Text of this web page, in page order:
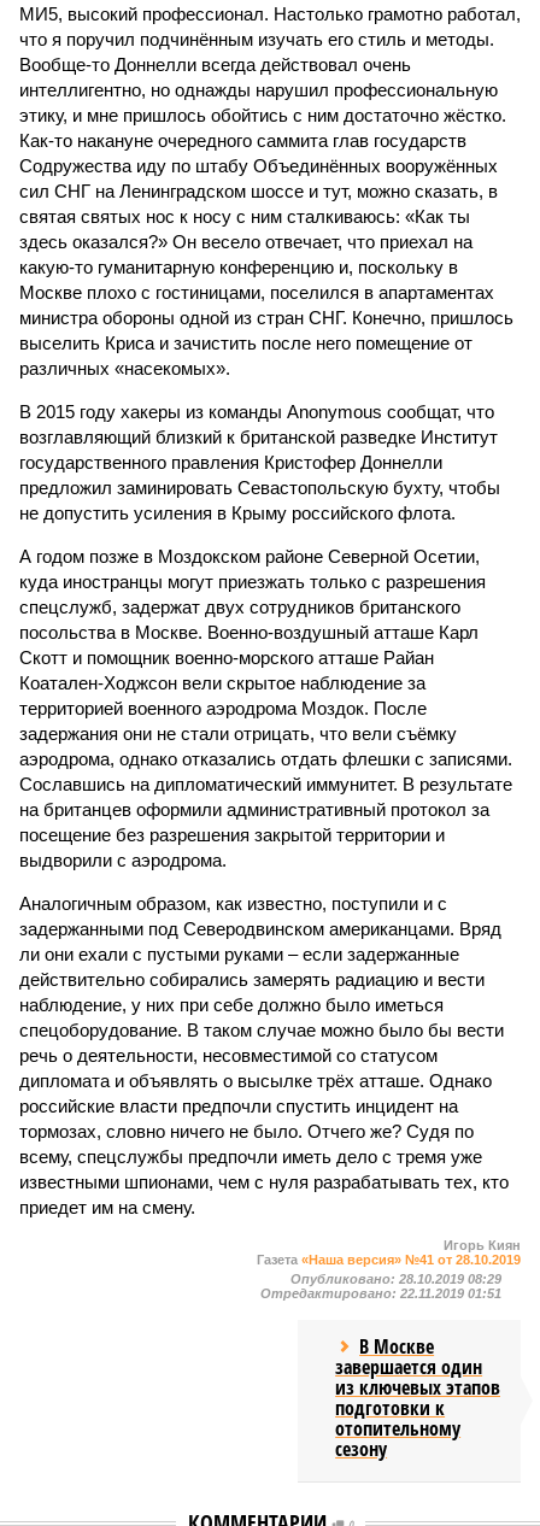
МИ5, высокий профессионал. Настолько грамотно работал,
что я поручил подчинённым изучать его стиль и методы.
Вообще-то Доннелли всегда действовал очень
интеллигентно, но однажды нарушил профессиональную
этику, и мне пришлось обойтись с ним достаточно жёстко.
Как-то накануне очередного саммита глав государств
Содружества иду по штабу Объединённых вооружённых
сил СНГ на Ленинградском шоссе и тут, можно сказать, в
святая святых нос к носу с ним сталкиваюсь: «Как ты
здесь оказался?» Он весело отвечает, что приехал на
какую-то гуманитарную конференцию и, поскольку в
Москве плохо с гостиницами, поселился в апартаментах
министра обороны одной из стран СНГ. Конечно, пришлось
выселить Криса и зачистить после него помещение от
различных «насекомых».
В 2015 году хакеры из команды Anonymous сообщат, что
возглавляющий близкий к британской разведке Институт
государственного правления Кристофер Доннелли
предложил заминировать Севастопольскую бухту, чтобы
не допустить усиления в Крыму российского флота.
А годом позже в Моздокском районе Северной Осетии,
куда иностранцы могут приезжать только с разрешения
спецслужб, задержат двух сотрудников британского
посольства в Москве. Военно-воздушный атташе Карл
Скотт и помощник военно-морского атташе Райан
Коатален-Ходжсон вели скрытое наблюдение за
территорией военного аэродрома Моздок. После
задержания они не стали отрицать, что вели съёмку
аэродрома, однако отказались отдать флешки с записями.
Сославшись на дипломатический иммунитет. В результате
на британцев оформили административный протокол за
посещение без разрешения закрытой территории и
выдворили с аэродрома.
Аналогичным образом, как известно, поступили и с
задержанными под Северо­двинском американцами. Вряд
ли они ехали с пустыми руками – если задержанные
действительно собирались замерять радиацию и вести
наблюдение, у них при себе должно было иметься
спецоборудование. В таком случае можно было бы вести
речь о деятельности, несовместимой со статусом
дипломата и объявлять о высылке трёх атташе. Однако
российские власти предпочли спустить инцидент на
тормозах, словно ничего не было. Отчего же? Судя по
всему, спецслужбы предпочли иметь дело с тремя уже
известными шпионами, чем с нуля разрабатывать тех, кто
приедет им на смену.
Игорь Киян
Газета «Наша версия» №41 от 28.10.2019
Опубликовано: 28.10.2019 08:29
Отредактировано: 22.11.2019 01:51
В Москве
завершается один
из ключевых этапов
подготовки к
отопительному
сезону